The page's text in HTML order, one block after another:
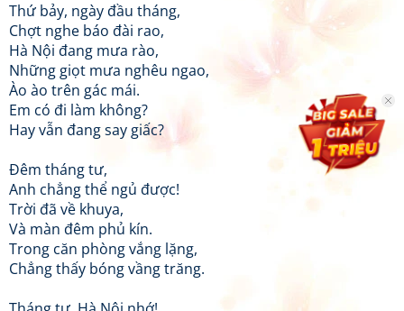
Thứ bảy, ngày đầu tháng,
Chợt nghe báo đài rao,
Hà Nội đang mưa rào,
Những giọt mưa nghêu ngao,
Ào ào trên gác mái.
Em có đi làm không?
Hay vẫn đang say giấc?
Đêm tháng tư,
Anh chẳng thể ngủ được!
Trời đã về khuya,
Và màn đêm phủ kín.
Trong căn phòng vắng lặng,
Chẳng thấy bóng vầng trăng.